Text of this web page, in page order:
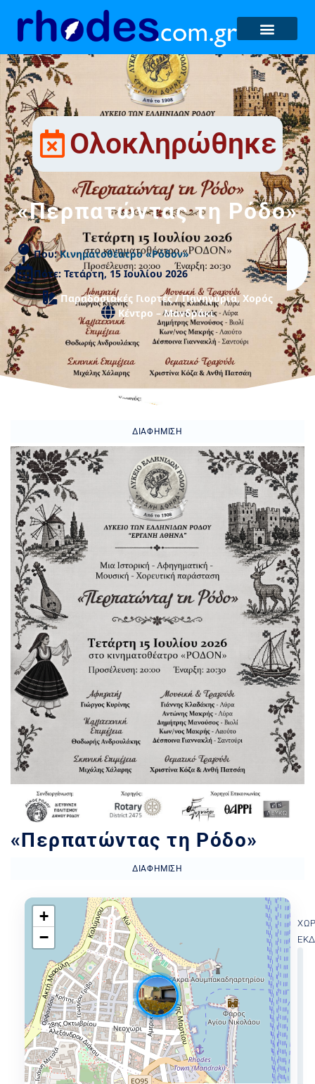
Ολοκληρώθηκε
«Περπατώντας τη Ρόδο»
Που:Κινηματοθέατρο «Ρόδον»
Πότε: Τετάρτη, 15 Ιουλίου 2026
Παραδοσιακές Γιορτές / Πανηγύρια,Χορός
Κέντρο – Μανδράκι
ΔΙΑΦΉΜΙΣΗ
«Περπατώντας τη Ρόδο»
ΔΙΑΦΉΜΙΣΗ
+
−